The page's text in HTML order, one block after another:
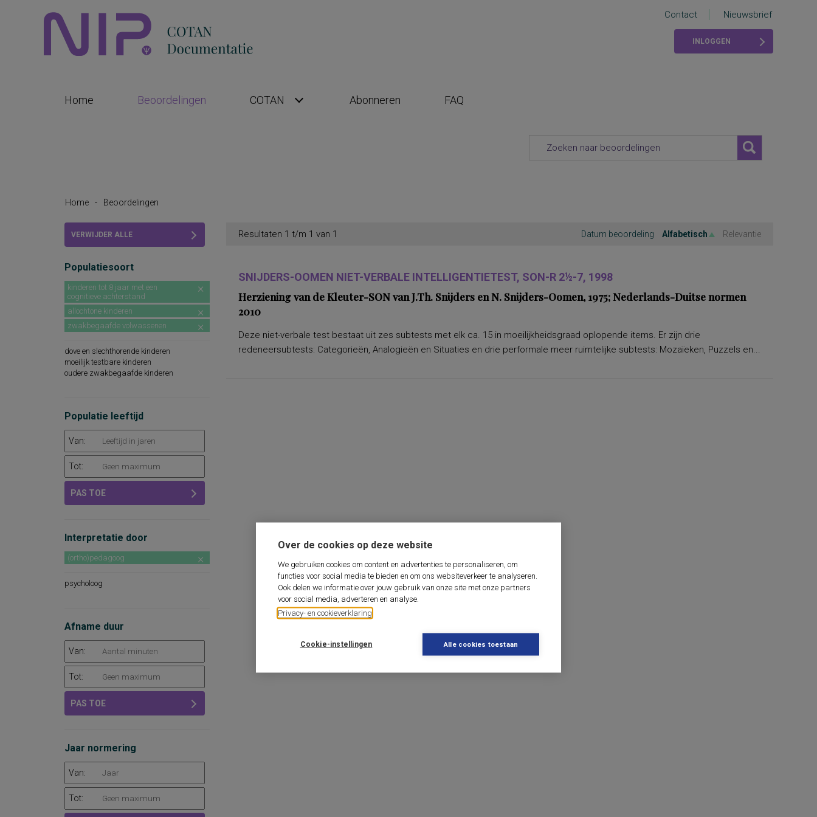
Over de cookies op deze website
We gebruiken cookies om content en advertenties te personaliseren, om
functies voor social media te bieden en om ons websiteverkeer te analyseren.
Ook delen we informatie over jouw gebruik van onze site met onze partners
voor social media, adverteren en analyse.
Privacy- en cookieverklaring
Cookie-instellingen Alle cookies toestaan
Contact Nieuwsbrief
INLOGGEN
Home Beoordelingen COTAN Abonneren FAQ
Home - Beoordelingen
VERWIJDER ALLE
Populatiesoort
kinderen tot 8 jaar met een
cognitieve achterstand
allochtone kinderen
zwakbegaafde volwassenen
dove en slechthorende kinderen
moeilijk testbare kinderen
oudere zwakbegaafde kinderen
Populatie leeftijd
Van:
Tot:
PAS TOE
Interpretatie door
(ortho)pedagoog
psycholoog
Afname duur
Van:
Tot:
PAS TOE
Jaar normering
Van:
Tot:
Resultaten 1 t/m 1 van 1 Datum beoordeling Alfabetisch Relevantie
SNIJDERS-OOMEN NIET-VERBALE INTELLIGENTIETEST, SON-R 2½-7, 1998
Herziening van de Kleuter-SON van J.Th. Snijders en N. Snijders-Oomen, 1975; Nederlands-Duitse normen
2010
Deze niet-verbale test bestaat uit zes subtests met elk ca. 15 in moeilijkheidsgraad oplopende items. Er zijn drie
redeneersubtests: Categorieën, Analogieën en Situaties en drie performale meer ruimtelijke subtests: Mozaïeken, Puzzels en...